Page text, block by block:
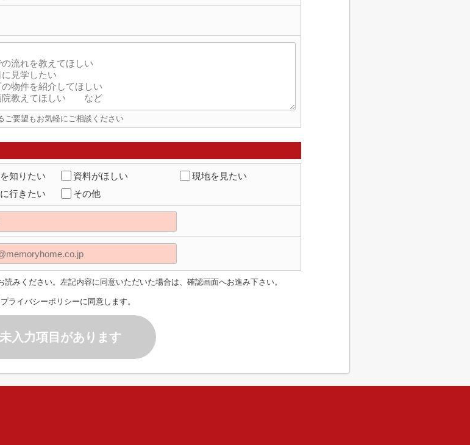
ご要望もお気軽にご相談ください
知りたい 資料がほしい
現地を見たい
行きたい
その他
読みください。左記内容に同意いただいた場合は、確認画面へお進み下さい。
プライバシーポリシーに同意します。
未入力項目があります